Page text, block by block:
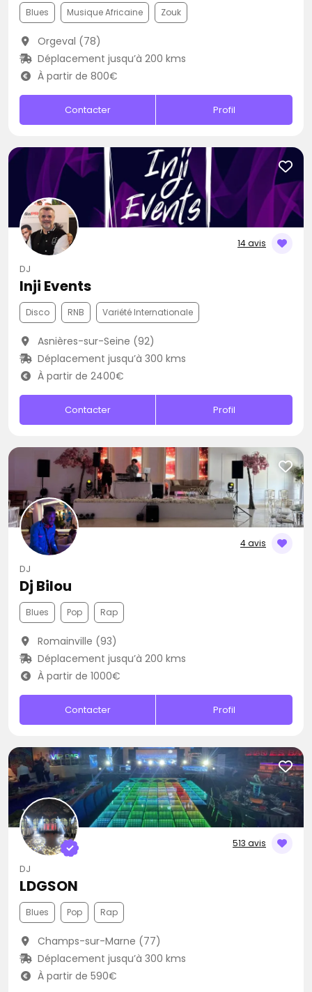
Blues Musique Africaine Zouk
Orgeval (78)
Déplacement jusqu’à 200 kms
À partir de 800€
Contacter Profil
14 avis
DJ
Inji Events
Disco RNB Variété Internationale
Asnières-sur-Seine (92)
Déplacement jusqu’à 300 kms
À partir de 2400€
Contacter Profil
4 avis
DJ
Dj Bilou
Blues Pop Rap
Romainville (93)
Déplacement jusqu’à 200 kms
À partir de 1000€
Contacter Profil
513 avis
DJ
LDGSON
Blues Pop Rap
Champs-sur-Marne (77)
Déplacement jusqu’à 300 kms
À partir de 590€